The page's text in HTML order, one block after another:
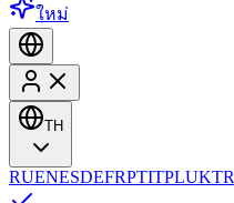
ใหม่
TH
RUENESDEFRPTITPLUKTR